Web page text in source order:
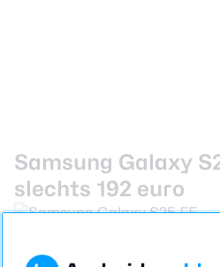
Samsung Galaxy
slechts 192 euro
Ook de